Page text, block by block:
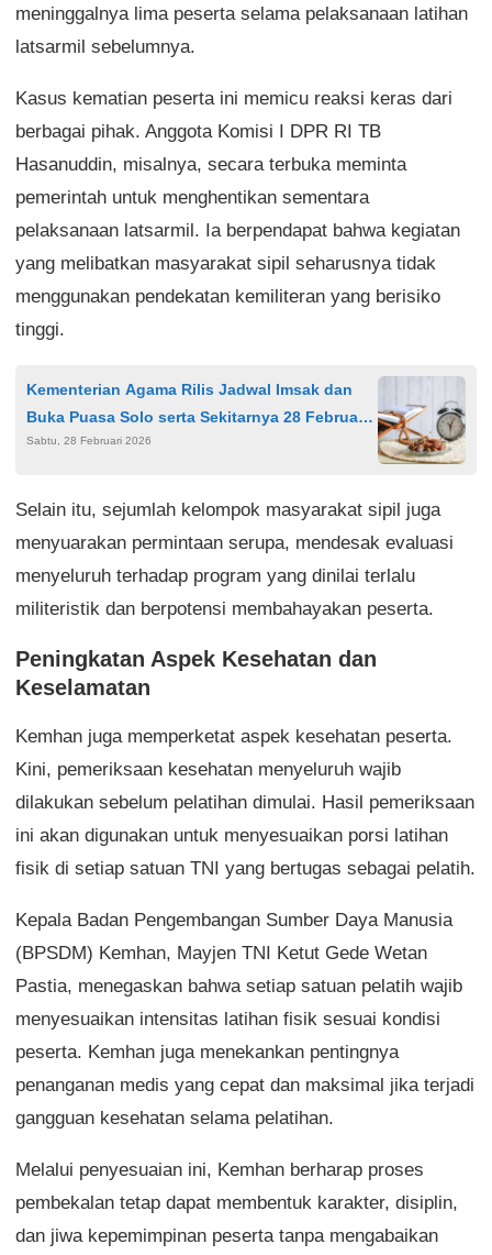
meninggalnya lima peserta selama pelaksanaan latihan
latsarmil sebelumnya.
Kasus kematian peserta ini memicu reaksi keras dari
berbagai pihak. Anggota Komisi I DPR RI TB
Hasanuddin, misalnya, secara terbuka meminta
pemerintah untuk menghentikan sementara
pelaksanaan latsarmil. Ia berpendapat bahwa kegiatan
yang melibatkan masyarakat sipil seharusnya tidak
menggunakan pendekatan kemiliteran yang berisiko
tinggi.
Kementerian Agama Rilis Jadwal Imsak dan
Buka Puasa Solo serta Sekitarnya 28 Februari
2026
Sabtu, 28 Februari 2026
Selain itu, sejumlah kelompok masyarakat sipil juga
menyuarakan permintaan serupa, mendesak evaluasi
menyeluruh terhadap program yang dinilai terlalu
militeristik dan berpotensi membahayakan peserta.
Peningkatan Aspek Kesehatan dan
Keselamatan
Kemhan juga memperketat aspek kesehatan peserta.
Kini, pemeriksaan kesehatan menyeluruh wajib
dilakukan sebelum pelatihan dimulai. Hasil pemeriksaan
ini akan digunakan untuk menyesuaikan porsi latihan
fisik di setiap satuan TNI yang bertugas sebagai pelatih.
Kepala Badan Pengembangan Sumber Daya Manusia
(BPSDM) Kemhan, Mayjen TNI Ketut Gede Wetan
Pastia, menegaskan bahwa setiap satuan pelatih wajib
menyesuaikan intensitas latihan fisik sesuai kondisi
peserta. Kemhan juga menekankan pentingnya
penanganan medis yang cepat dan maksimal jika terjadi
gangguan kesehatan selama pelatihan.
Melalui penyesuaian ini, Kemhan berharap proses
pembekalan tetap dapat membentuk karakter, disiplin,
dan jiwa kepemimpinan peserta tanpa mengabaikan